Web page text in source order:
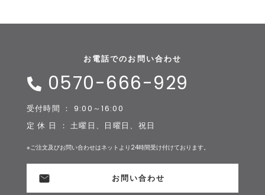
お電話でのお問い合わせ
0570-666-929
受付時間 ： 9:00～16:00
定 休 日 ： 土曜日、日曜日、祝日
※ご注文及びお問い合わせはネットより24時間受け付けております。
お問い合わせ